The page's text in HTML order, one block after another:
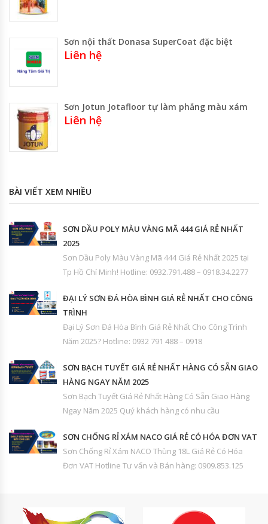
Sơn nội thất Donasa SuperCoat đặc biệt
Liên hệ
Sơn Jotun Jotafloor tự làm phẳng màu xám
Liên hệ
BÀI VIẾT XEM NHIỀU
SƠN DẦU POLY MÀU VÀNG MÃ 444 GIÁ RẺ NHẤT
2025
Sơn Dầu Poly Màu Vàng Mã 444 Giá Rẻ Nhất 2025 tại
Tp Hồ Chí Minh! Hotline: 0932.791.488 – 0918.34.2277
ĐẠI LÝ SƠN ĐÁ HÒA BÌNH GIÁ RẺ NHẤT CHO CÔNG
TRÌNH
Đại Lý Sơn Đá Hòa Bình Giá Rẻ Nhất Cho Công Trình
Năm 2025? Hotline: 0932 791 488 – 0918
SƠN BẠCH TUYẾT GIÁ RẺ NHẤT HÀNG CÓ SẴN GIAO
HÀNG NGAY NĂM 2025
Sơn Bạch Tuyết Giá Rẻ Nhất Hàng Có Sẵn Giao Hàng
Ngay Năm 2025 Quý khách hàng có nhu cầu
SƠN CHỐNG RỈ XÁM NACO GIÁ RẺ CÓ HÓA ĐƠN VAT
Sơn Chống Rỉ Xám NACO Thùng 18L Giá Rẻ Có Hóa
Đơn VAT Hotline Tư vấn và Bán hàng: 0909.853.125